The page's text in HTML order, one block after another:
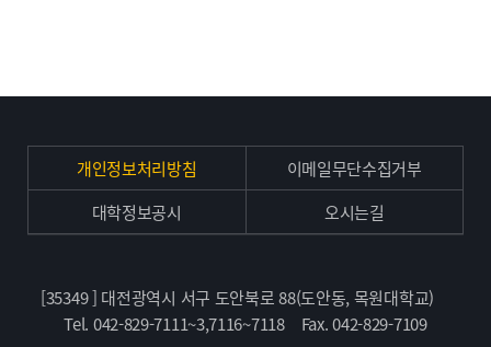
개인정보처리방침
이메일무단수집거부
대학정보공시
오시는길
[35349 ] 대전광역시 서구 도안북로 88(도안동, 목원대학교)
Tel. 042-829-7111~3,7116~7118
Fax. 042-829-7109